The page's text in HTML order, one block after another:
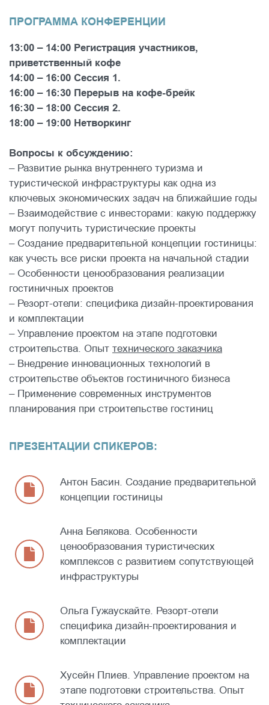
ПРОГРАММА КОНФЕРЕНЦИИ
13:00 – 14:00 Регистрация участников,
приветственный кофе
14:00 – 16:00 Сессия 1.
16:00 – 16:30 Перерыв на кофе-брейк
16:30 – 18:00 Сессия 2.
18:00 – 19:00 Нетворкинг
Вопросы к обсуждению:
– Развитие рынка внутреннего туризма и
туристической инфраструктуры как одна из
ключевых экономических задач на ближайшие годы
– Взаимодействие с инвесторами: какую поддержку
могут получить туристические проекты
– Создание предварительной концепции гостиницы:
как учесть все риски проекта на начальной стадии
– Особенности ценообразования реализации
гостиничных проектов
– Резорт-отели: специфика дизайн-проектирования
и комплектации
– Управление проектом на этапе подготовки
строительства. Опыт технического заказчика
– Внедрение инновационных технологий в
строительстве объектов гостиничного бизнеса
– Применение современных инструментов
планирования при строительстве гостиниц
ПРЕЗЕНТАЦИИ СПИКЕРОВ:
Антон Басин. Создание предварительной
концепции гостиницы
Анна Белякова. Особенности
ценообразования туристических
комплексов с развитием сопутствующей
инфраструктуры
Ольга Гужаускайте. Резорт-отели
специфика дизайн-проектирования и
комплектации
Хусейн Плиев. Управление проектом на
этапе подготовки строительства. Опыт